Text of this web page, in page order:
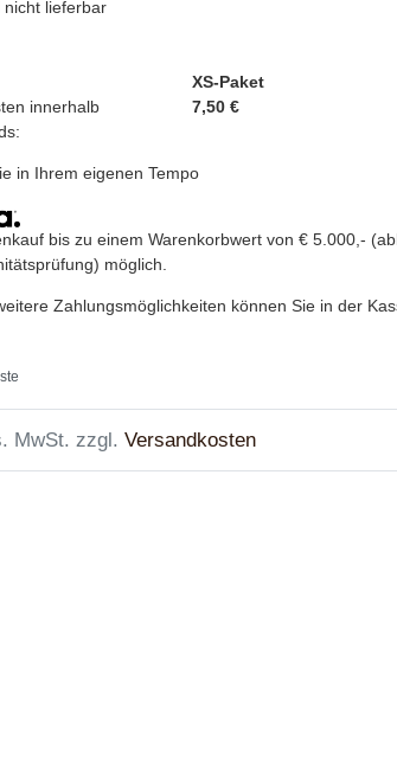
nicht lieferbar
XS-Paket
innerhalb
7,50 €
in Ihrem eigenen Tempo
bis zu einem Warenkorbwert von € 5.000,-
möglich.
Zahlungsmöglichkeiten können Sie in der
MwSt. zzgl. Versandkosten